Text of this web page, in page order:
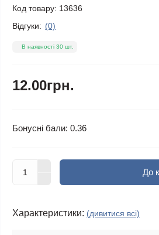
Код товару: 13636
Відгуки: (0)
В наявності 30 шт.
12.00грн.
Бонусні бали: 0.36
До
Характеристики: (дивитися всі)